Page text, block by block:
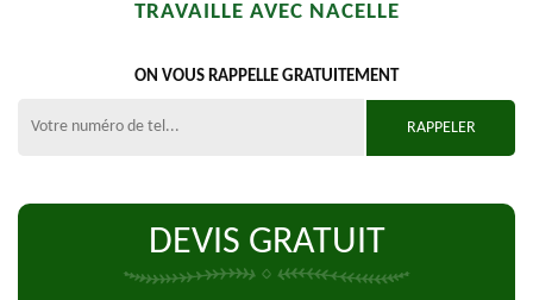
TRAVAILLE AVEC NACELLE
ON VOUS RAPPELLE GRATUITEMENT
DEVIS GRATUIT